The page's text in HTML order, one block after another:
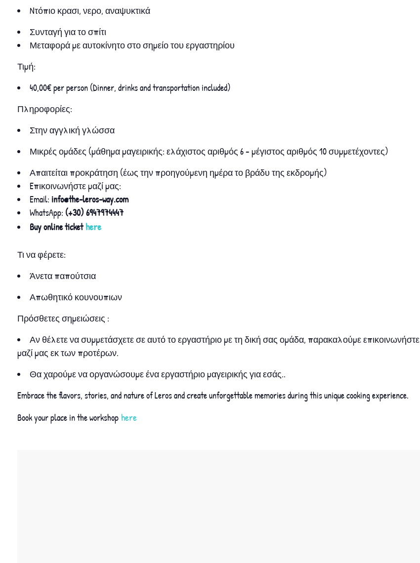
Nτόπιο κρασι, νερο, αναψυκτικά
Συνταγή για το σπίτι
Μεταφορά με αυτοκίνητο στο σημείο του εργαστηρίου
Τιμή:
40,00€ per person (Dinner, drinks and transportation included)
Πληροφορίες:
Στην αγγλική γλώσσα
Μικρές ομάδες (μάθημα μαγειρικής: ελάχιστος αριθμός 6 – μέγιστος αριθμός 10 συμμετέχοντες)
Απαιτείται προκράτηση (έως την προηγούμενη ημέρα το βράδυ της εκδρομής)
Eπικοινωνήστε μαζί μας:
Email: info@the-leros-way.com
WhatsApp: (+30) 6947974447
Buy online tickethere
Τι να φέρετε:
Άνετα παπούτσια
Απωθητικό κουνουπιων
Πρόσθετες σημειώσεις :
Αν θέλετε να συμμετάσχετε σε αυτό το εργαστήριο με τη δική σας ομάδα, παρακαλούμε επικοινωνήστε
μαζί μας εκ των προτέρων.
Θα χαρούμε να οργανώσουμε ένα εργαστήριο μαγειρικής για εσάς..
Embrace the flavors, stories, and nature of Leros and create unforgettable memories during this unique cooking experience.
Book your place in the workshop here